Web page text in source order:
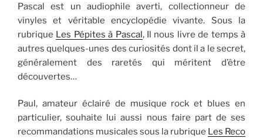
Pascal est un audiophile averti, collectionneur de
vinyles et véritable encyclopédie vivante. Sous la
rubrique Les Pépites à Pascal, Il nous livre de temps à
autres quelques-unes des curiosités dont il a le secret,
généralement des raretés qui méritent d’être
découvertes…
Paul, amateur éclairé de musique rock et blues en
particulier, souhaite lui aussi nous faire part de ses
recommandations musicales sous la rubrique Les Reco